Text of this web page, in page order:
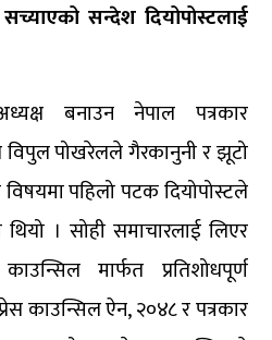
सन्देश दियोपोस्टलाई
बनाउन नेपाल पत्रकार
पोखरेलले गैरकानुनी र झूटो
पहिलो पटक दियोपोस्टले
। सोही समाचारलाई लिएर
मार्फत प्रतिशोधपूर्ण
काउन्सिल ऐन, २०४८ र पत्रकार